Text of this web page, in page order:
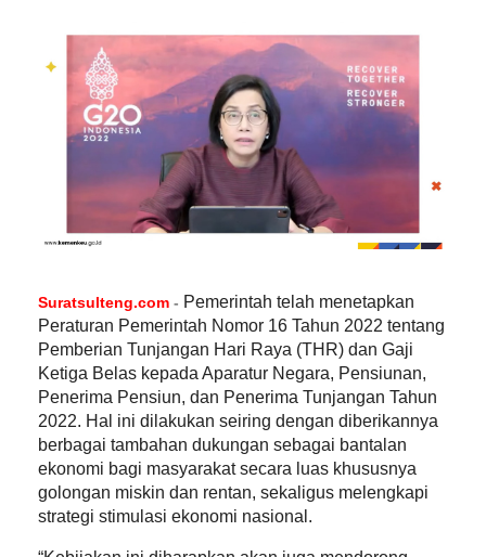
Suratsulteng.com - Pemerintah telah menetapkan
Peraturan Pemerintah Nomor 16 Tahun 2022 tentang
Pemberian Tunjangan Hari Raya (THR) dan Gaji
Ketiga Belas kepada Aparatur Negara, Pensiunan,
Penerima Pensiun, dan Penerima Tunjangan Tahun
2022. Hal ini dilakukan seiring dengan diberikannya
berbagai tambahan dukungan sebagai bantalan
ekonomi bagi masyarakat secara luas khususnya
golongan miskin dan rentan, sekaligus melengkapi
strategi stimulasi ekonomi nasional.